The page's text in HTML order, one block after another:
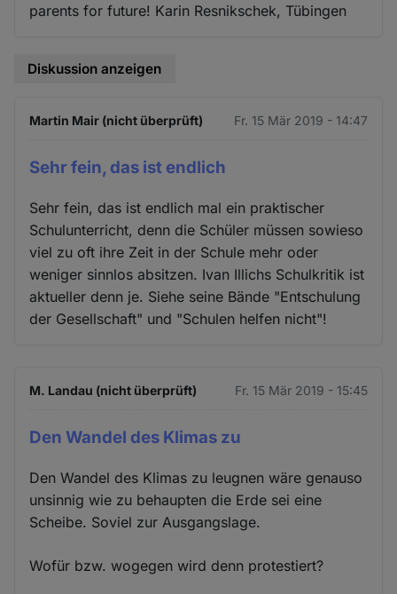
parents for future! Karin Resnikschek, Tübingen
Diskussion anzeigen
Martin Mair (nicht überprüft) Fr. 15 Mär 2019 - 14:47
Sehr fein, das ist endlich
Sehr fein, das ist endlich mal ein praktischer
Schulunterricht, denn die Schüler müssen sowieso
viel zu oft ihre Zeit in der Schule mehr oder
weniger sinnlos absitzen. Ivan Illichs Schulkritik ist
aktueller denn je. Siehe seine Bände "Entschulung
der Gesellschaft" und "Schulen helfen nicht"!
M. Landau (nicht überprüft) Fr. 15 Mär 2019 - 15:45
Den Wandel des Klimas zu
Den Wandel des Klimas zu leugnen wäre genauso
unsinnig wie zu behaupten die Erde sei eine
Scheibe. Soviel zur Ausgangslage.
Wofür bzw. wogegen wird denn protestiert?